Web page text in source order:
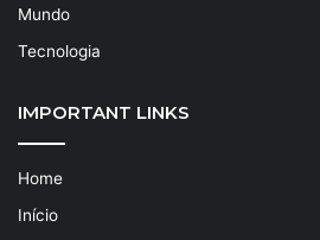
Mundo
Tecnologia
IMPORTANT LINKS
Home
Início